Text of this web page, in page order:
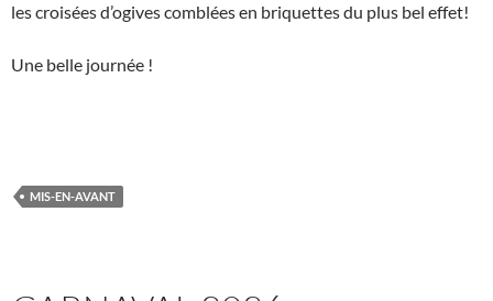
les croisées d’ogives comblées en briquettes du plus bel effet!
Une belle journée !
MIS-EN-AVANT